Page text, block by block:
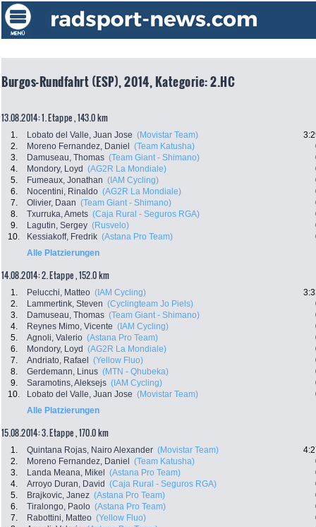
Burgos-Rundfahrt (ESP), 2014, Kategorie: 2.HC
13.08.2014: 1. Etappe , 143.0 km
1. Lobato del Valle, Juan Jose (Movistar Team)
2.
Moreno Fernandez, Daniel (Team Katusha)
3.
Damuseau, Thomas (Team Giant - Shimano)
4.
Mondory, Loyd (AG2R La Mondiale)
5.
Fumeaux, Jonathan (IAM Cycling)
6.
Nocentini, Rinaldo (AG2R La Mondiale)
7.
Olivier, Daan (Team Giant - Shimano)
8.
Txurruka, Amets (Caja Rural - Seguros RGA)
9.
Lagutin, Sergey (Rusvelo)
10.
Kessiakoff, Fredrik (Astana Pro Team)
Alle Platzierungen
14.08.2014: 2. Etappe , 152.0 km
1. Pelucchi, Matteo (IAM Cycling)
2.
Lammertink, Steven (Cyclingteam Jo Piels)
3.
Damuseau, Thomas (Team Giant - Shimano)
4.
Reynes Mimo, Vicente (IAM Cycling)
5.
Agnoli, Valerio (Astana Pro Team)
6.
Mondory, Loyd (AG2R La Mondiale)
7.
Andriato, Rafael (Yellow Fluo)
8.
Gerdemann, Linus (MTN - Qhubeka)
9.
Saramotins, Aleksejs (IAM Cycling)
10.
Lobato del Valle, Juan Jose (Movistar Team)
Alle Platzierungen
15.08.2014: 3. Etappe , 170.0 km
1. Quintana Rojas, Nairo Alexander (Movistar Team)
2.
Moreno Fernandez, Daniel (Team Katusha)
3.
Landa Meana, Mikel (Astana Pro Team)
4.
Arroyo Duran, David (Caja Rural - Seguros RGA)
5.
Brajkovic, Janez (Astana Pro Team)
6.
Tiralongo, Paolo (Astana Pro Team)
7.
Rabottini, Matteo (Yellow Fluo)